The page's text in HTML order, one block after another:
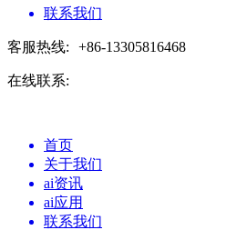
联系我们
客服热线: +86-13305816468
在线联系:
首页
关于我们
ai资讯
ai应用
联系我们